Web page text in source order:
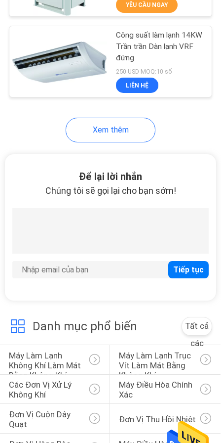
QUAN
NHÀ
KIỂM
CHÚNG
BÁO
COMPANY
NEWS
SƠ
ĐỒ
TRANG
WEB
Các đơn vị xử lý
không khí
25
Máy điều hòa chính
xác
Đơn vị cuộn dây
Đơn vị thu hồi nhiệt
10
YÊU CẦU NGAY
Công suất làm lạnh 14KW
Trần trần Dàn lạnh VRF
đứng
250 USD MOQ:10 số
LIÊN HỆ
Xem thêm
Để lại lời nhắn
Chúng tôi sẽ gọi lại cho bạn sớm!
Danh mục phổ biến
Tất cả
các
Máy Làm Lạnh
Không Khí Làm Mát
Bằng Không Khí
Máy Làm Lạnh Trục
Vít Làm Mát Bằng
Không Khí
Các Đơn Vị Xử Lý
Không Khí
Máy Điều Hòa Chính
Xác
Đơn Vị Cuộn Dây
Quạt
Đơn Vị Thu Hồi Nhiệt